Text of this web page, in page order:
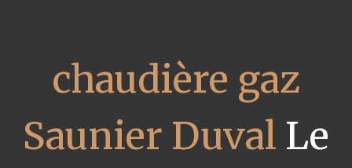
chaudière gaz
Saunier Duval Le